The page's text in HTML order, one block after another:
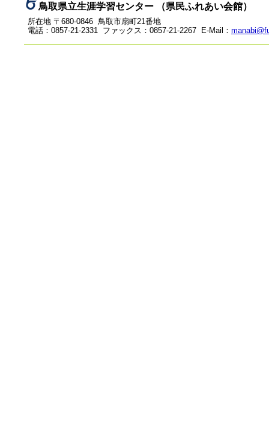
鳥取県立生涯学習センター （県民ふれあい会館）
所在地 〒680-0846 鳥取市扇町21番地
電話：0857-21-2331 ファックス：0857-21-2267 E-Mail：